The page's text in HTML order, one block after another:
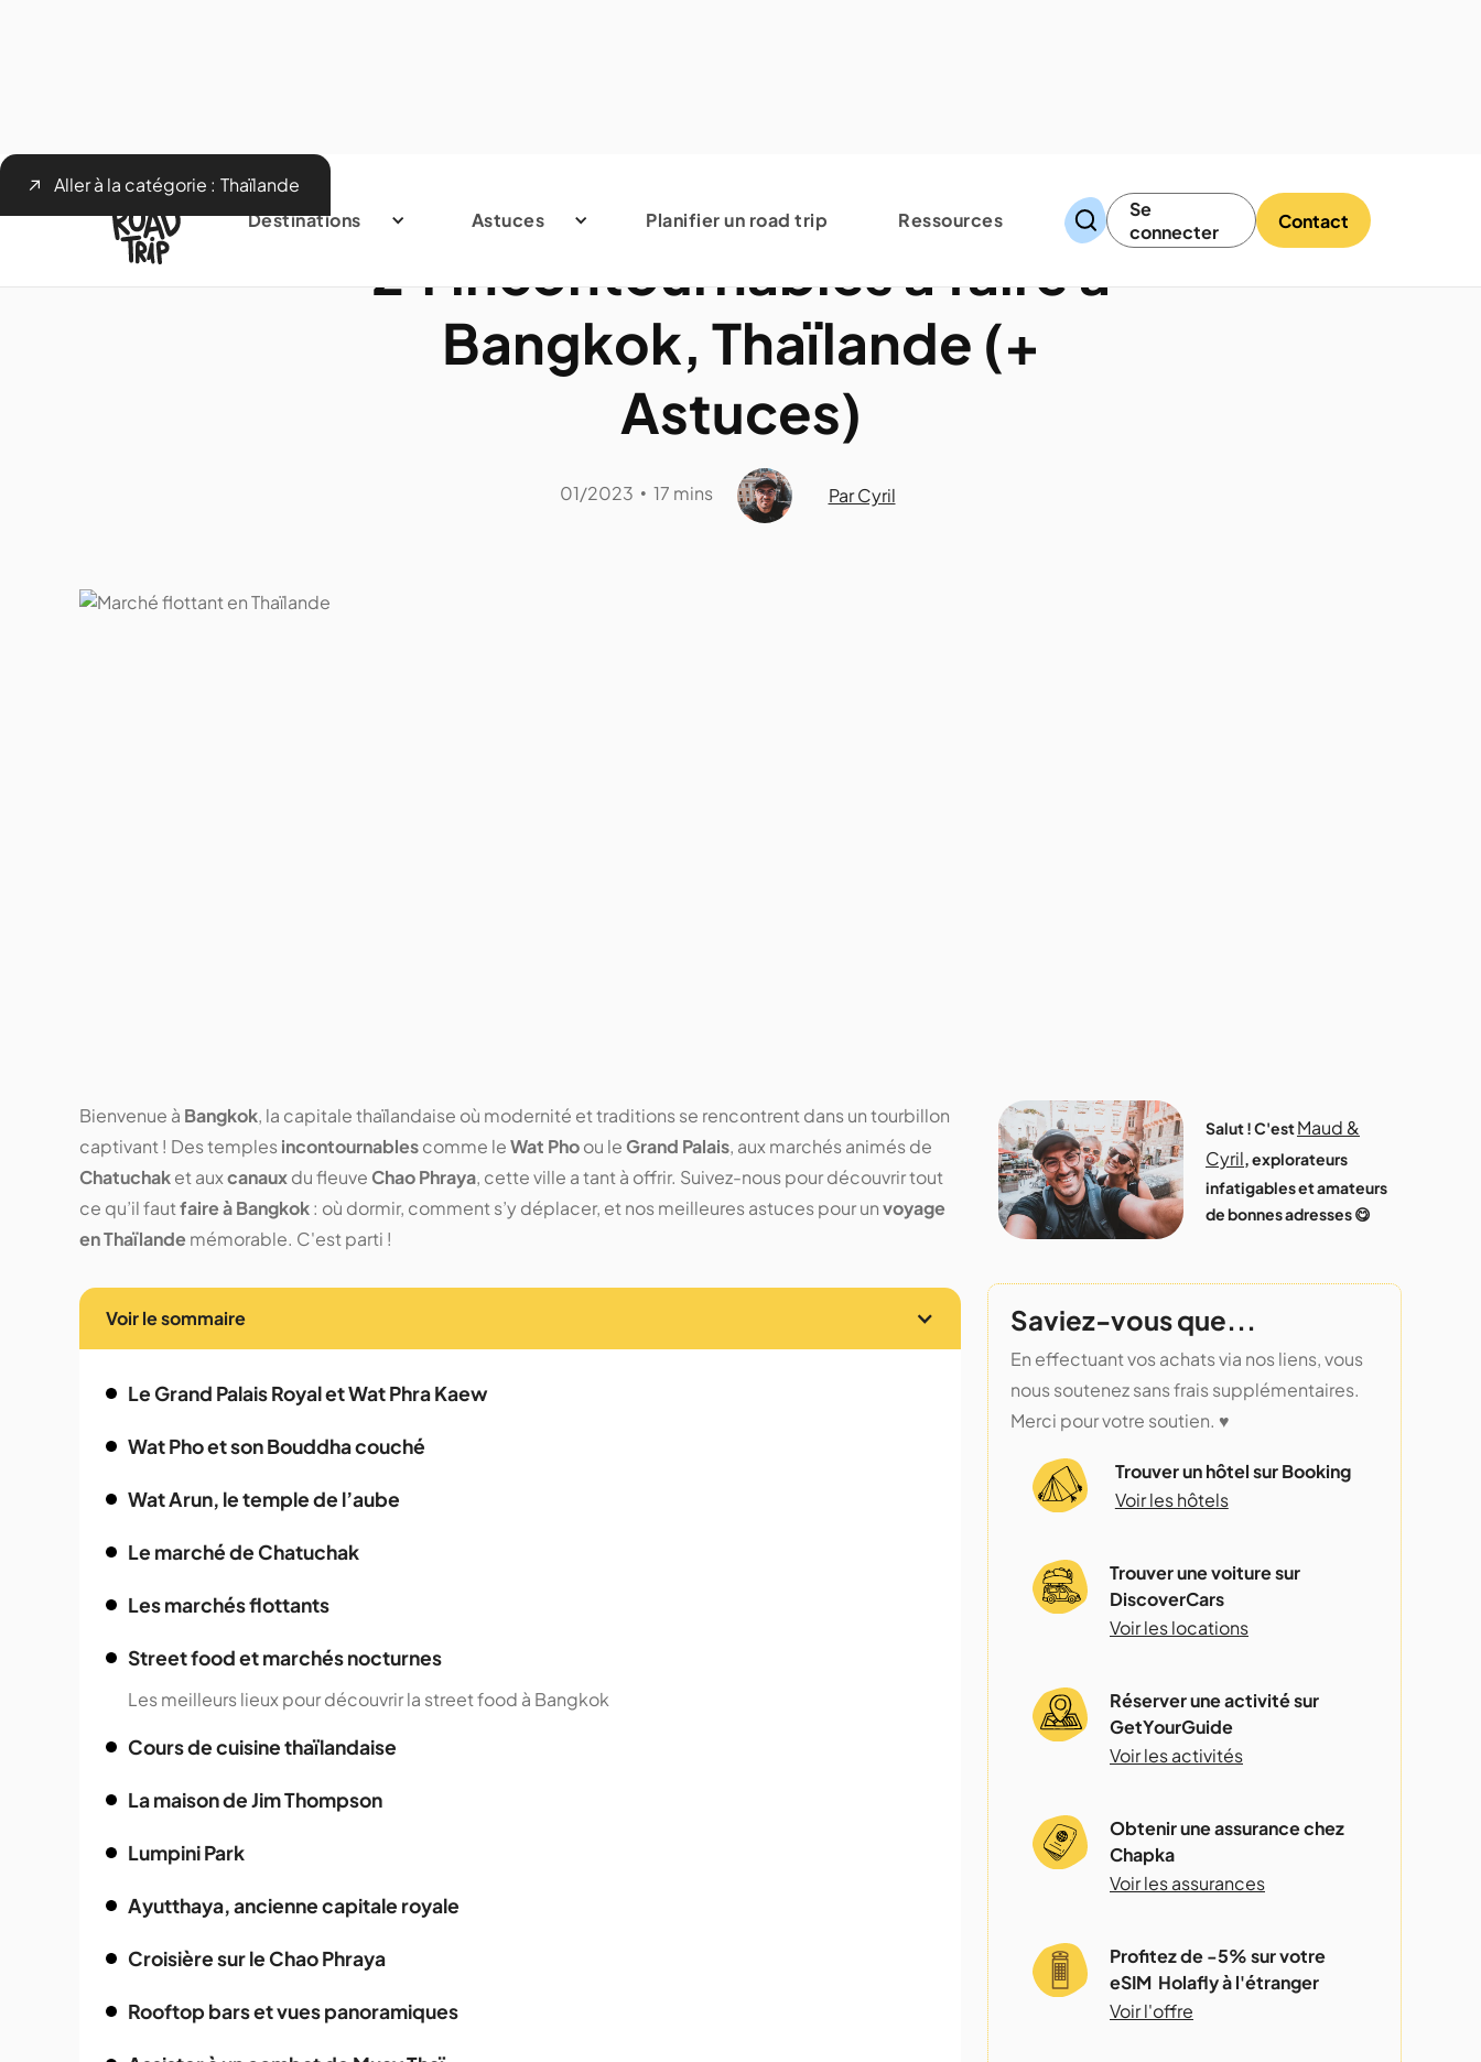
Destinations Astuces Planifier un road trip Ressources
Se
connecter
Contact
Aller à la catégorie : Thaïlande
24 incontournables à faire à
Bangkok, Thaïlande (+
Astuces)
01/2023 • 17 mins Par Cyril
Bienvenue à Bangkok, la capitale thaïlandaise où modernité et traditions se rencontrent dans un tourbillon
captivant ! Des templesincontournablescomme leWat Phoou le Grand Palais, aux marchés animés de
Chatuchaket auxcanauxdu fleuve Chao Phraya, cette ville a tant à offrir. Suivez-nous pour découvrir tout
ce qu’il fautfaire à Bangkok: où dormir, comment s’y déplacer, et nos meilleures astuces pour unvoyage
en Thaïlandemémorable. C'est parti !
Voir le sommaire
Le Grand Palais Royal et Wat Phra Kaew
Wat Pho et son Bouddha couché
Wat Arun, le temple de l’aube
Le marché de Chatuchak
Les marchés flottants
Street food et marchés nocturnes
Les meilleurs lieux pour découvrir la street food à Bangkok
Cours de cuisine thaïlandaise
La maison de Jim Thompson
Lumpini Park
Ayutthaya, ancienne capitale royale
Croisière sur le Chao Phraya
Rooftop bars et vues panoramiques
Salut ! C'estMaud &
Cyril, explorateurs
infatigables et amateurs
de bonnes adresses 😋
Saviez-vous que...
En effectuant vos achats via nos liens, vous
nous soutenez sans frais supplémentaires.
Merci pour votre soutien. ♥️
Trouver un hôtel sur Booking
Voir les hôtels
Trouver une voiture sur
DiscoverCars
Voir les locations
Réserver une activité sur
GetYourGuide
Voir les activités
Obtenir une assurance chez
Chapka
Voir les assurances
Profitez de -5% sur votre
eSIM Holafly à l'étranger
Voir l'offre